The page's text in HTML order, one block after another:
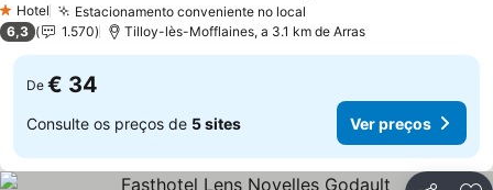
1 Estrelas
Hotel Estacionamento conveniente no local
6,3 1.570 Tilloy-lès-Mofflaines, a 3.1 km de Arras
De € 34
Consulte os preços de 5 sites Ver preços